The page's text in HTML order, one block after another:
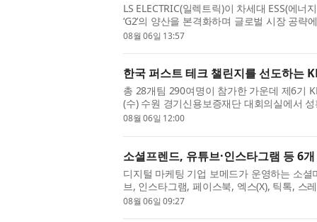
LS ELECTRIC(일렉트릭)이 차세대 ESS(에
‘G2’의 양산을 본격화하며 글로벌 시장 공
안사업장 DC팩토리에서 구자균 회장을 비롯
08월 06일 13:57
한국 퍼스트 테크 챌린지를 선도하는
총 28개팀 290여명이 참가한 가운데 제6기
(수) 수원 경기신용보증재단 대회의실에서
KLA는 반도체와 전자 산업의 공정 제어 ...
08월 06일 12:00
소셜프렌드, 유튜브·인스타그램 등 6
디지털 마케팅 기업 보메드가 운영하는 소셜
브, 인스타그램, 페이스북, 엑스(X), 틱톡, 스
한곳에서 이용할 수 있는 통합 환...
08월 06일 09:27